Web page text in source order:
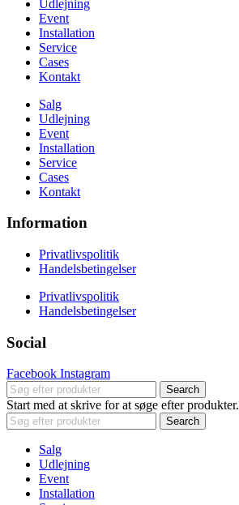
Udlejning
Event
Installation
Service
Cases
Kontakt
Salg
Udlejning
Event
Installation
Service
Cases
Kontakt
Information
Privatlivspolitik
Handelsbetingelser
Privatlivspolitik
Handelsbetingelser
Social
Facebook Instagram
Search
Start med at skrive for at søge efter produkter.
Search
Salg
Udlejning
Event
Installation